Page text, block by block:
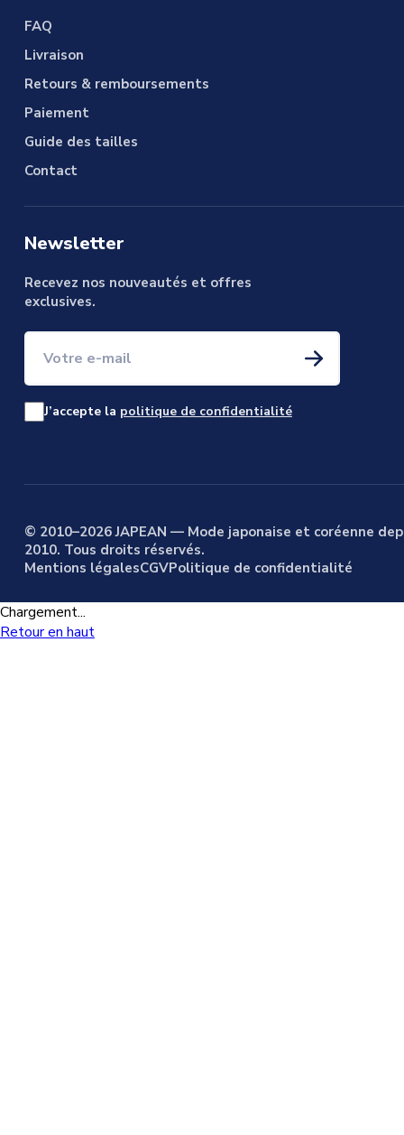
FAQ
Livraison
Retours & remboursements
Paiement
Guide des tailles
Contact
Newsletter
Recevez nos nouveautés et offres
exclusives.
J’accepte la politique de confidentialité
© 2010–2026 JAPEAN — Mode japonaise et coréenne
2010. Tous droits réservés.
Mentions légalesCGVPolitique de confidentialité
Chargement...
Retour en haut